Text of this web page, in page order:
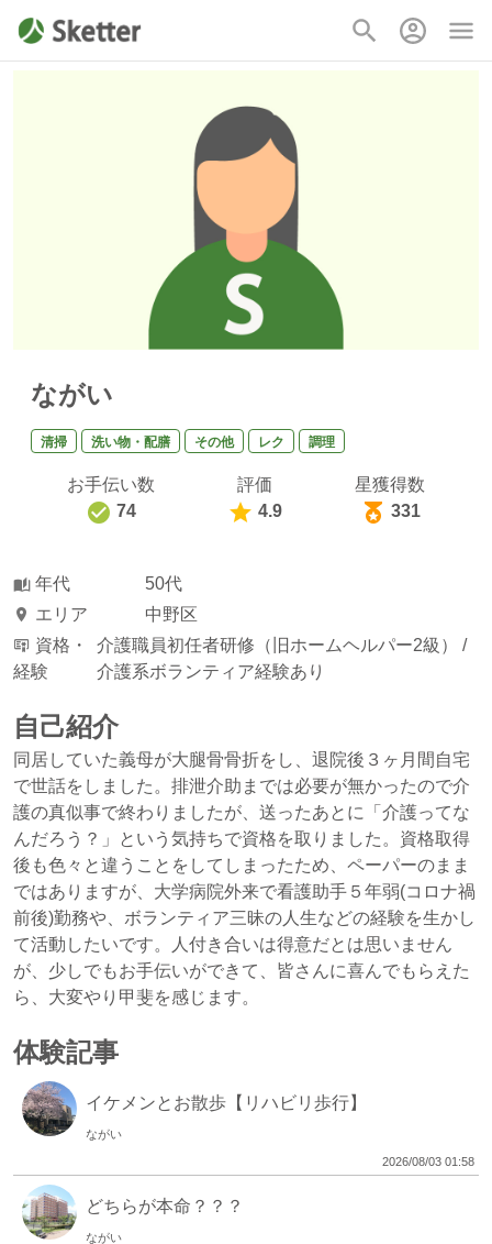
ながい
清掃 洗い物・配膳 その他 レク 調理
お手伝い数
74
評価
4.9
星獲得数
331
年代
50代
エリア
中野区
資格・
経験
介護職員初任者研修（旧ホームヘルパー2級） /
介護系ボランティア経験あり
自己紹介
同居していた義母が大腿骨骨折をし、退院後３ヶ月間自宅
で世話をしました。排泄介助までは必要が無かったので介
護の真似事で終わりましたが、送ったあとに「介護ってな
んだろう？」という気持ちで資格を取りました。資格取得
後も色々と違うことをしてしまったため、ペーパーのまま
ではありますが、大学病院外来で看護助手５年弱(コロナ禍
前後)勤務や、ボランティア三昧の人生などの経験を生かし
て活動したいです。人付き合いは得意だとは思いません
が、少しでもお手伝いができて、皆さんに喜んでもらえた
ら、大変やり甲斐を感じます。
体験記事
イケメンとお散歩【リハビリ歩行】
ながい
2026/08/03 01:58
どちらが本命？？？
ながい